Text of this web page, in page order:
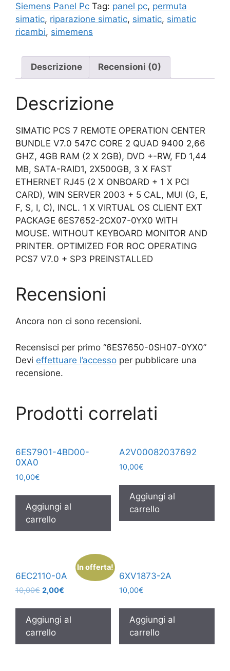
Siemens Panel Pc Tag: panel pc, permuta
simatic, riparazione simatic, simatic, simatic
ricambi, simemens
Descrizione Recensioni (0)
Descrizione
SIMATIC PCS 7 REMOTE OPERATION CENTER
BUNDLE V7.0 547C CORE 2 QUAD 9400 2,66
GHZ, 4GB RAM (2 X 2GB), DVD +-RW, FD 1,44
MB, SATA-RAID1, 2X500GB, 3 X FAST
ETHERNET RJ45 (2 X ONBOARD + 1 X PCI
CARD), WIN SERVER 2003 + 5 CAL, MUI (G, E,
F, S, I, C), INCL. 1 X VIRTUAL OS CLIENT EXT
PACKAGE 6ES7652-2CX07-0YX0 WITH
MOUSE. WITHOUT KEYBOARD MONITOR AND
PRINTER. OPTIMIZED FOR ROC OPERATING
PCS7 V7.0 + SP3 PREINSTALLED
Recensioni
Ancora non ci sono recensioni.
Recensisci per primo “6ES7650-0SH07-0YX0”
Devi effettuare l’accesso per pubblicare una
recensione.
Prodotti correlati
6ES7901-4BD00-
0XA0
10,00€
Aggiungi al
carrello
A2V00082037692
10,00€
Aggiungi al
carrello
In offerta!
6EC2110-0A
10,00€ 2,00€
Aggiungi al
carrello
6XV1873-2A
10,00€
Aggiungi al
carrello